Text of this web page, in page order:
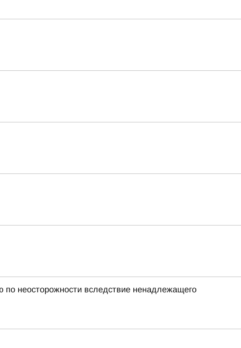
неосторожности вследствие ненадлежащего